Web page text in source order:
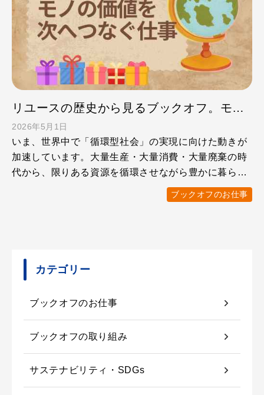
リユースの歴史から見るブックオフ。モノの価値を次へつなぐ仕事とは？
2026年5月1日
いま、世界中で「循環型社会」の実現に向けた動きが
加速しています。大量生産・大量消費・大量廃棄の時
代から、限りある資源を循環させながら豊かに暮らす
ブックオフのお仕事
カテゴリー
ブックオフのお仕事
ブックオフの取り組み
サステナビリティ・SDGs